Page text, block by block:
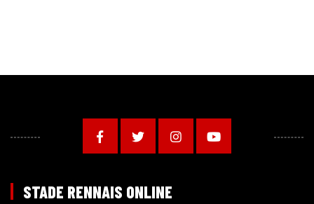
STADE RENNAIS ONLINE